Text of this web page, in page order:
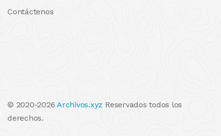
Contáctenos
© 2020-2026Archivos.xyz Reservados todos los
derechos.